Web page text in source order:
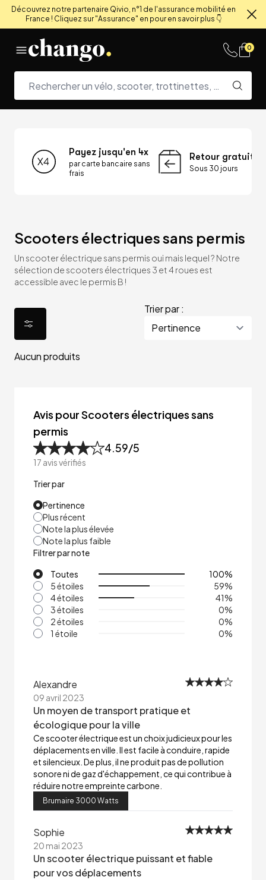
Découvrez notre partenaire Qivio, n°1 de l'assurance mobilité en
France ! Cliquez sur "Assurance" en pour en savoir plus 👇
0
Payez jusqu'en 4x
par carte bancaire sans
frais
Retour gratuit
Sous 30 jours
Scooters électriques sans permis
Un scooter électrique sans permis oui mais lequel ? Notre
sélection de scooters électriques 3 et 4 roues est
accessible avec le permis B !
Trier par :
Aucun produits
Avis pour Scooters électriques sans
permis
4.59/5
17 avis vérifiés
Trier par
Pertinence
Plus récent
Note la plus élevée
Note la plus faible
Filtrer par note
Toutes
100%
5 étoiles
59%
4 étoiles
41%
3 étoiles
0%
2 étoiles
0%
1 étoile
0%
Alexandre
09 avril 2023
Un moyen de transport pratique et
écologique pour la ville
Ce scooter électrique est un choix judicieux pour les
déplacements en ville. Il est facile à conduire, rapide
et silencieux. De plus, il ne produit pas de pollution
sonore ni de gaz d'échappement, ce qui contribue à
réduire notre empreinte carbone.
Brumaire 3000 Watts
Sophie
20 mai 2023
Un scooter électrique puissant et fiable
pour vos déplacements